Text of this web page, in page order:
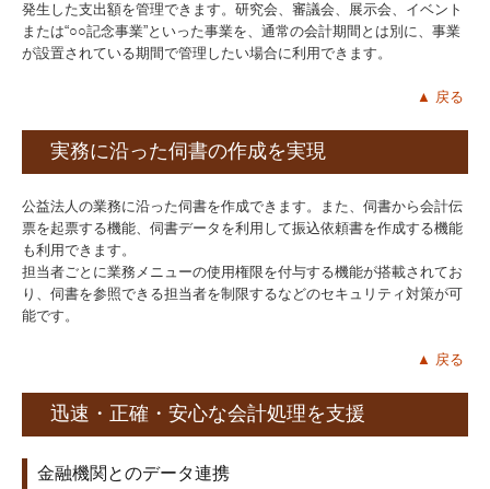
発生した支出額を管理できます。研究会、審議会、展示会、イベント
または“○○記念事業”といった事業を、通常の会計期間とは別に、事業
が設置されている期間で管理したい場合に利用できます。
▲ 戻る
実務に沿った伺書の作成を実現
公益法人の業務に沿った伺書を作成できます。また、伺書から会計伝
票を起票する機能、伺書データを利用して振込依頼書を作成する機能
も利用できます。
担当者ごとに業務メニューの使用権限を付与する機能が搭載されてお
り、伺書を参照できる担当者を制限するなどのセキュリティ対策が可
能です。
▲ 戻る
迅速・正確・安心な会計処理を支援
金融機関とのデータ連携